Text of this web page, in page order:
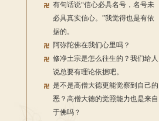
有句话说“信心必具名号，名号未
必具真实信心。”我觉得也是有依
据的。
阿弥陀佛在我们心里吗？
修净土宗是怎么往生的？我们给人
说总要有理论依据吧。
是不是高僧大德更能觉察到自己的
恶？高僧大德的觉照能力也是来自
于佛吗？